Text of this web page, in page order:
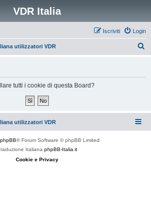
VDR Italia
Login
Iscriviti
utilizzatori VDR
tutti i cookie di questa Board?
utilizzatori VDR
phpBB® Forum Software © phpBB Limited
Italiana phpBB-Italia.it
Cookie e Privacy